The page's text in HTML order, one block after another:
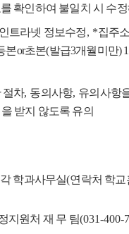
확인하여 불일치 시 수
인트라넷 정보수정, *집주소
본or초본(발급3개월미만)
절차, 동의사항, 유의사항
받지 않도록 유의
각 학과사무실(연락처 학교
지원처 재 무 팀(031-400-